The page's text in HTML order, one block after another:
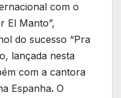
com o
El Manto”,
do sucesso “Pra
lançada nesta
com a cantora
Espanha. O